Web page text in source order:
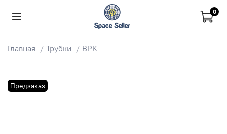
0
Главная Трубки BPK
Предзаказ